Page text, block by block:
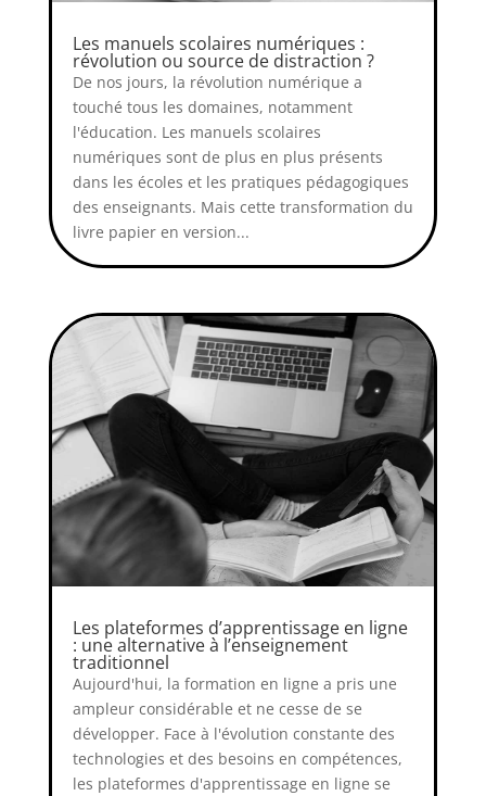
Les manuels scolaires numériques :
révolution ou source de distraction ?
De nos jours, la révolution numérique a
touché tous les domaines, notamment
l'éducation. Les manuels scolaires
numériques sont de plus en plus présents
dans les écoles et les pratiques pédagogiques
des enseignants. Mais cette transformation du
livre papier en version...
Les plateformes d’apprentissage en ligne
: une alternative à l’enseignement
traditionnel
Aujourd'hui, la formation en ligne a pris une
ampleur considérable et ne cesse de se
développer. Face à l'évolution constante des
technologies et des besoins en compétences,
les plateformes d'apprentissage en ligne se